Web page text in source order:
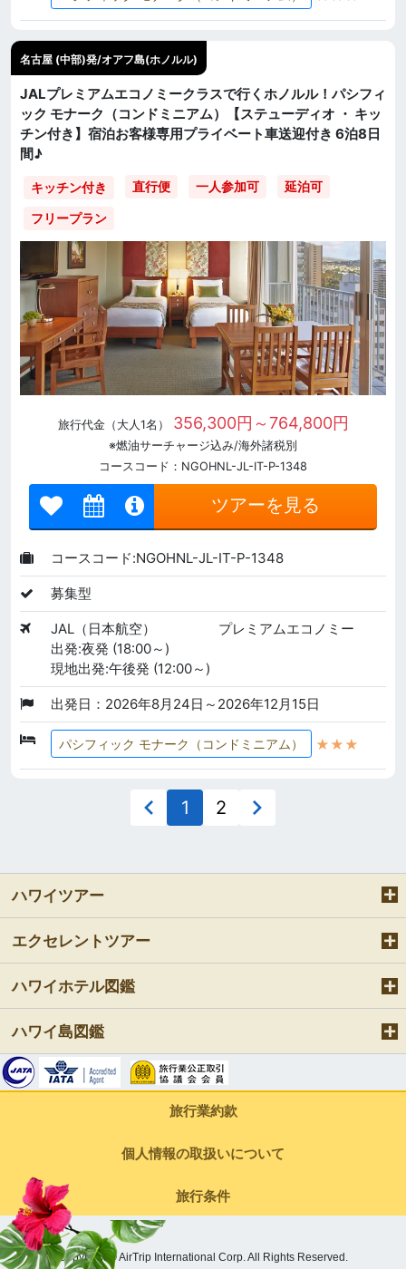
名古屋 (中部)発/オアフ島(ホノルル)
JALプレミアムエコノミークラスで行くホノルル！パシフィ
ック モナーク（コンドミニアム）【ステューディオ ・ キッ
チン付き】宿泊お客様専用プライベート車送迎付き 6泊8日
間♪
キッチン付き 直行便 一人参加可 延泊可
フリープラン
旅行代金（大人1名） 356,300円～764,800円
※燃油サーチャージ込み/海外諸税別
コースコード：NGOHNL-JL-IT-P-1348
ツアーを見る
コースコード:NGOHNL-JL-IT-P-1348
募集型
JAL（日本航空）
プレミアムエコノミー
出発:夜発 (18:00～)
現地出発:午後発 (12:00～)
出発日：2026年8月24日～2026年12月15日
パシフィック モナーク（コンドミニアム） ★★★
1 2
ハワイツアー
エクセレントツアー
ハワイホテル図鑑
ハワイ島図鑑
旅行業約款
個人情報の取扱いについて
旅行条件
Copyright © AirTrip International Corp. All Rights Reserved.